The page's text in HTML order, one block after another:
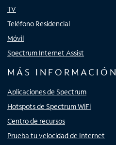
TV
Teléfono Residencial
Móvil
Spectrum Internet Assist
MÁS INFORMACIÓN
Aplicaciones de Spectrum
Hotspots de Spectrum WiFi
Centro de recursos
Prueba tu velocidad de Internet